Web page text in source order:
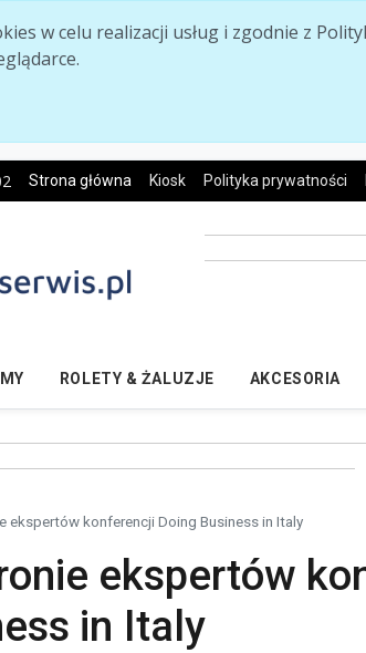
w celu realizacji usług i zgodnie z
Strona główna Kiosk Polityka prywatności
ROLETY & ŻALUZJE AKCESORIA
ekspertów konferencji Doing Business in Italy
ekspertów
in Italy